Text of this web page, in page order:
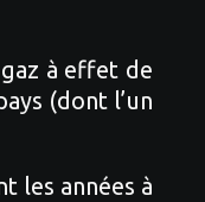
à effet de
(dont l’un
les années à